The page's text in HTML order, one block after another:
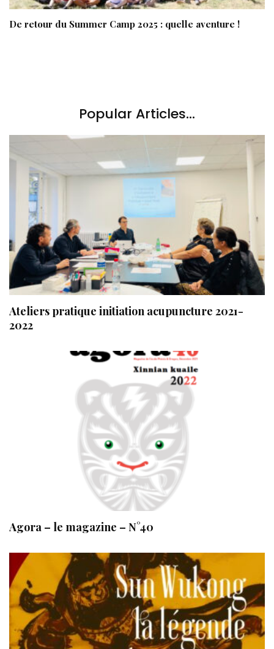
De retour du Summer Camp 2025 : quelle aventure !
Popular Articles...
Ateliers pratique initiation acupuncture 2021-
2022
Agora – le magazine – N°40